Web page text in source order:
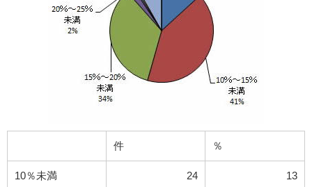
件 ％
10％未満 24 13